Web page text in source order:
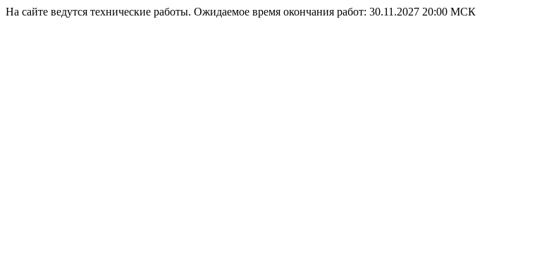
На сайте ведутся технические работы. Ожидаемое время окончания работ: 30.11.2027 20:00 МСК